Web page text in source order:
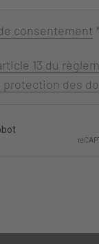
consentement *
13 du
des